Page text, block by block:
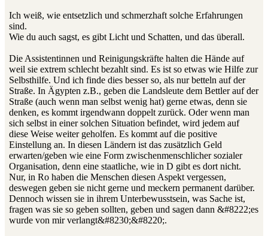
Ich weiß, wie entsetzlich und schmerzhaft solche Erfahrungen
sind.
Wie du auch sagst, es gibt Licht und Schatten, und das überall.
Die Assistentinnen und Reinigungskräfte halten die Hände auf
weil sie extrem schlecht bezahlt sind. Es ist so etwas wie Hilfe zur
Selbsthilfe. Und ich finde dies besser so, als nur betteln auf der
Straße. In Ägypten z.B., geben die Landsleute dem Bettler auf der
Straße (auch wenn man selbst wenig hat) gerne etwas, denn sie
denken, es kommt irgendwann doppelt zurück. Oder wenn man
sich selbst in einer solchen Situation befindet, wird jedem auf
diese Weise weiter geholfen. Es kommt auf die positive
Einstellung an. In diesen Ländern ist das zusätzlich Geld
erwarten/geben wie eine Form zwischenmenschlicher sozialer
Organisation, denn eine staatliche, wie in D gibt es dort nicht.
Nur, in Ro haben die Menschen diesen Aspekt vergessen,
deswegen geben sie nicht gerne und meckern permanent darüber.
Dennoch wissen sie in ihrem Unterbewusstsein, was Sache ist,
fragen was sie so geben sollten, geben und sagen dann &#8222;es
wurde von mir verlangt&#8230;&#8220;.